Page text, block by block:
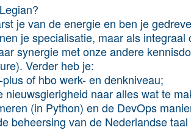
je van de energie en ben je
je specialisatie, maar als
synergie met onze andere
Verder heb je:
of hbo werk- en denkniveau;
nieuwsgierigheid naar alles wat te
(in Python) en de DevOps
beheersing van de Nederlandse